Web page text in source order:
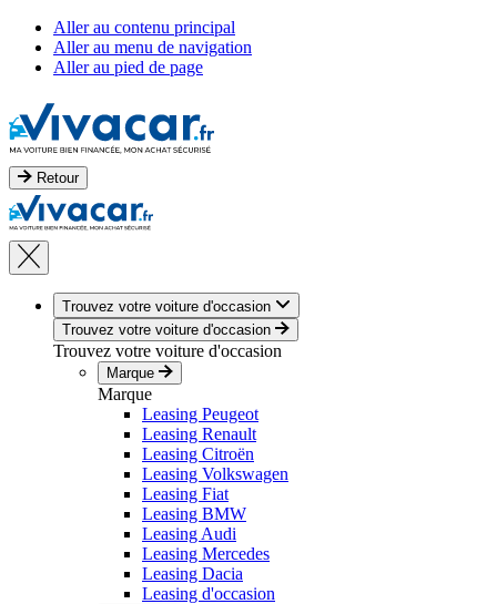
Aller au contenu principal
Aller au menu de navigation
Aller au pied de page
Retour
Trouvez votre voiture d'occasion
Trouvez votre voiture d'occasion
Trouvez votre voiture d'occasion
Marque
Marque
Leasing Peugeot
Leasing Renault
Leasing Citroën
Leasing Volkswagen
Leasing Fiat
Leasing BMW
Leasing Audi
Leasing Mercedes
Leasing Dacia
Leasing d'occasion